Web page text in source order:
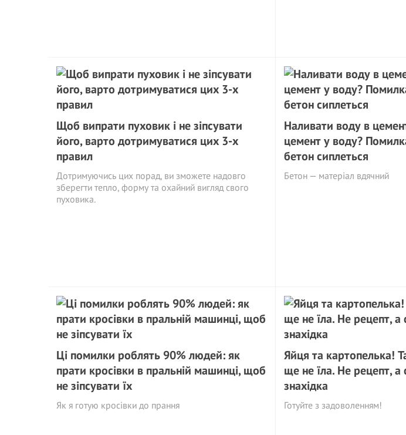
Щоб випрати пуховик і не зіпсувати
його, варто дотримуватися цих 3-х
правил
Дотримуючись цих порад, ви зможете надовго
зберегти тепло, форму та охайний вигляд свого
пуховика.
Наливати воду в
цемент у воду?
бетон сиплеться
Бетон — матеріал вдячний
Ці помилки роблять 90% людей: як
прати кросівки в пральній машинці, щоб
не зіпсувати їх
Як я готую кросівки до прання
Яйця та картопелька!
ще не їла. Не рецепт, а
знахідка
Готуйте з задоволенням!